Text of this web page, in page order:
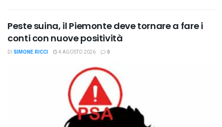
Peste suina, il Piemonte deve tornare a fare i
conti con nuove positività
DI SIMONE RICCI 4 AGOSTO 2026 0